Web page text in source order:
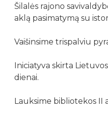
Šilalės rajono
aklą pasimatymą su
Vaišinsime trispalviu
Iniciatyva skirta
dienai.
Lauksime bibliotekos II